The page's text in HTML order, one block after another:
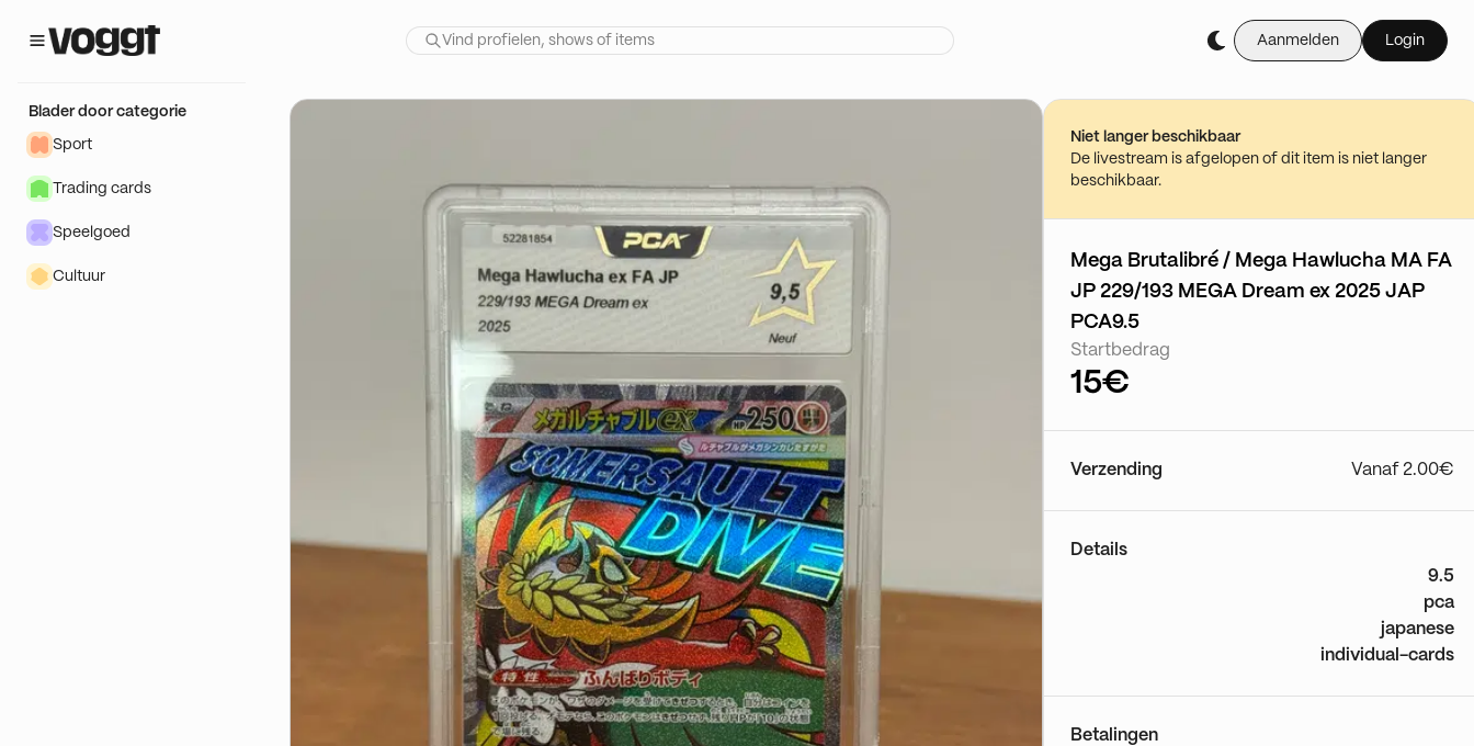
Aanmelden Login
Blader door categorie
Sport
Trading cards
Speelgoed
Cultuur
Koop het live tijdens
12/05 - 18:30
Niet langer beschikbaar
De livestream is afgelopen of dit item is niet langer
beschikbaar.
Mega Brutalibré / Mega Hawlucha MA FA
JP 229/193 MEGA Dream ex 2025 JAP
PCA9.5
Startbedrag
15€
Verzending Vanaf 2.00€
Details
9.5
pca
japanese
individual-cards
Betalingen